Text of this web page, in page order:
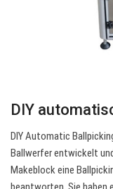
DIY
DIY Automatic
Ballwerfer entwickelt
Makeblock eine